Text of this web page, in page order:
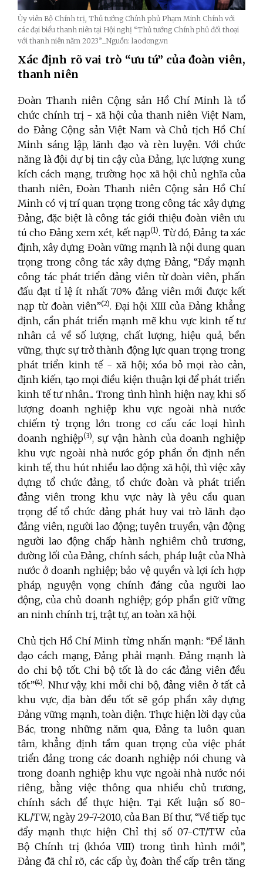
Ủy viên Bộ Chính trị, Thủ tướng Chính phủ Phạm Minh Chính với
các đại biểu thanh niên tại Hội nghị “Thủ tướng Chính phủ đối thoại
với thanh niên năm 2023”_Nguồn: laodong.vn
Xác định rõ vai trò “ưu tú” của đoàn viên,
thanh niên
Đoàn Thanh niên Cộng sản Hồ Chí Minh là tổ
chức chính trị - xã hội của thanh niên Việt Nam,
do Đảng Cộng sản Việt Nam và Chủ tịch Hồ Chí
Minh sáng lập, lãnh đạo và rèn luyện. Với chức
năng là đội dự bị tin cậy của Đảng, lực lượng xung
kích cách mạng, trường học xã hội chủ nghĩa của
thanh niên, Đoàn Thanh niên Cộng sản Hồ Chí
Minh có vị trí quan trọng trong công tác xây dựng
Đảng, đặc biệt là công tác giới thiệu đoàn viên ưu
tú cho Đảng xem xét, kết nạp(1). Từ đó, Đảng ta xác
định, xây dựng Đoàn vững mạnh là nội dung quan
trọng trong công tác xây dựng Đảng, “Đẩy mạnh
công tác phát triển đảng viên từ đoàn viên, phấn
đấu đạt tỉ lệ ít nhất 70% đảng viên mới được kết
nạp từ đoàn viên”(2). Đại hội XIII của Đảng khẳng
định, cần phát triển mạnh mẽ khu vực kinh tế tư
nhân cả về số lượng, chất lượng, hiệu quả, bền
vững, thực sự trở thành động lực quan trọng trong
phát triển kinh tế - xã hội; xóa bỏ mọi rào cản,
định kiến, tạo mọi điều kiện thuận lợi để phát triển
kinh tế tư nhân... Trong tình hình hiện nay, khi số
lượng doanh nghiệp khu vực ngoài nhà nước
chiếm tỷ trọng lớn trong cơ cấu các loại hình
doanh nghiệp(3), sự vận hành của doanh nghiệp
khu vực ngoài nhà nước góp phần ổn định nền
kinh tế, thu hút nhiều lao động xã hội, thì việc xây
dựng tổ chức đảng, tổ chức đoàn và phát triển
đảng viên trong khu vực này là yêu cầu quan
trọng để tổ chức đảng phát huy vai trò lãnh đạo
đảng viên, người lao động; tuyên truyền, vận động
người lao động chấp hành nghiêm chủ trương,
đường lối của Đảng, chính sách, pháp luật của Nhà
nước ở doanh nghiệp; bảo vệ quyền và lợi ích hợp
pháp, nguyện vọng chính đáng của người lao
động, của chủ doanh nghiệp; góp phần giữ vững
an ninh chính trị, trật tự, an toàn xã hội.
Chủ tịch Hồ Chí Minh từng nhấn mạnh: “Để lãnh
đạo cách mạng, Đảng phải mạnh. Đảng mạnh là
do chi bộ tốt. Chi bộ tốt là do các đảng viên đều
tốt”(4). Như vậy, khi mỗi chi bộ, đảng viên ở tất cả
khu vực, địa bàn đều tốt sẽ góp phần xây dựng
Đảng vững mạnh, toàn diện. Thực hiện lời dạy của
Bác, trong những năm qua, Đảng ta luôn quan
tâm, khẳng định tầm quan trọng của việc phát
triển đảng trong các doanh nghiệp nói chung và
trong doanh nghiệp khu vực ngoài nhà nước nói
riêng, bằng việc thông qua nhiều chủ trương,
chính sách để thực hiện. Tại Kết luận số 80-
KL/TW, ngày 29-7-2010, của Ban Bí thư, “Về tiếp tục
đẩy mạnh thực hiện Chỉ thị số 07-CT/TW của
Bộ Chính trị (khóa VIII) trong tình hình mới”,
Đảng đã chỉ rõ, các cấp ủy, đoàn thể cấp trên tăng